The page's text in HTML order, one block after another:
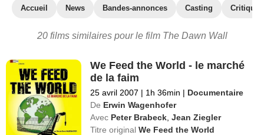
Accueil News Bandes-annonces Casting
20 films similaires pour le film The Dawn Wall
We Feed the World - le marché
de la faim
25 avril 2007 | 1h 36min | Documentaire
De Erwin Wagenhofer
Avec Peter Brabeck ,Jean Ziegler
Titre originalWe Feed the World